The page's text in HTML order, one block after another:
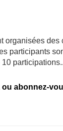
organisées
participants
abonnez-